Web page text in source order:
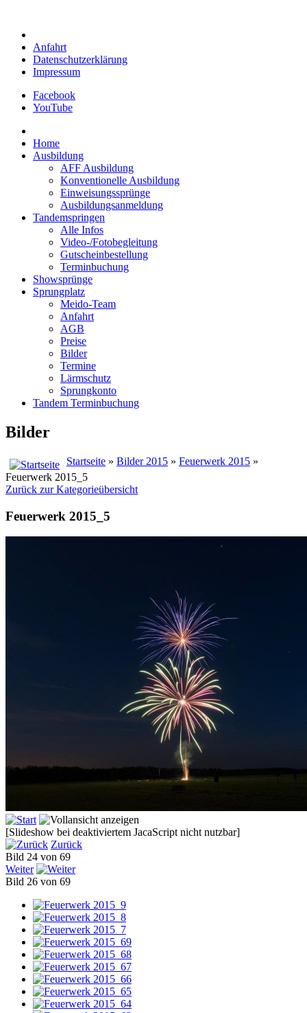
Anfahrt
Datenschutzerklärung
Impressum
Facebook
YouTube
Home
Ausbildung
AFF Ausbildung
Konventionelle Ausbildung
Einweisungssprünge
Ausbildungsanmeldung
Tandemspringen
Alle Infos
Video-/Fotobegleitung
Gutscheinbestellung
Terminbuchung
Showsprünge
Sprungplatz
Meido-Team
Anfahrt
AGB
Preise
Bilder
Termine
Lärmschutz
Sprungkonto
Tandem Terminbuchung
Bilder
Startseite » Bilder 2015 » Feuerwerk 2015 »
Feuerwerk 2015_5
Zurück zur Kategorieübersicht
Feuerwerk 2015_5
[Slideshow bei deaktiviertem JacaScript nicht nutzbar]
Zurück
Bild 24 von 69
Weiter
Bild 26 von 69